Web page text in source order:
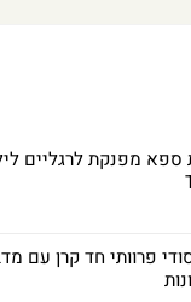
פרוותי חד קרן עם